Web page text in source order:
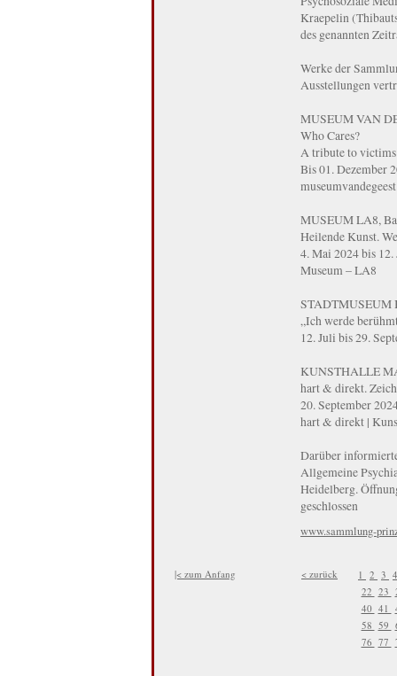
Kraepelin
des genannten
Werke der
Ausstellungen
MUSEUM VAN
Who Cares?
A tribute to
Bis 01. Dezember
MUSEUM LA8,
Heilende Kunst.
4. Mai 2024 bis 12.
Museum – LA8
STADTMUSEUM
„Ich werde
12. Juli bis 29.
KUNSTHALLE
hart & direkt.
20. September
hart & direkt |
Darüber
Allgemeine
Heidelberg.
geschlossen
www.sammlung-
|< zum Anfang < zurück 1 2 3
22 23
40 41
58 59
76 77